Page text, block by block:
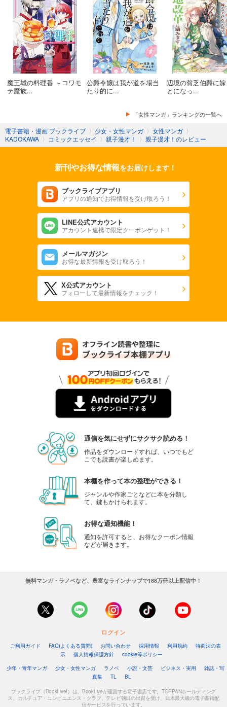
魔王城の料理番 ～コワモ
テ魔族...
公爵令嬢は我が道を場当
たり的に...
辺境の貧乏伯爵に
とになっ...
「女性マンガ」ランキングの一覧へ
電子書籍・漫画 ブックライブ 〉 少女・女性マンガ 〉 女性マンガ 〉
KADOKAWA 〉 コミックエッセイ 〉 親子漫才！ 〉 親子漫才！のレビュー
新刊やお得な情報をお届けします！
ブックライブアプリ
アプリの通知でお得情報を受け取ろう！
LINE公式アカウント
アカウント連携で限定クーポンゲット！
メールマガジン
お得な最新情報を受け取ろう！
X公式アカウント
フォローして最新情報をチェック！
通信を気にせずにサクサク読める！
作品をダウンロードすれば、いつでもど
こでも読書が楽しめます。
本棚を作って本の整理ができる！
ジャンルや作家ごとなどに本を分類し
て、鍵もかけられます。
お得な通知機能！
通知を許可すると、お得なクーポン情報
などが届きます。
無料マンガ・ラノベなど、豊富なラインナップで188万冊以上配信中！
ログイン
ご利用ガイド FAQ(よくある質問) お問い合わせ 採用情報 利用規約
特商法の表
示
個人情報保護方針
cookie等ポリシー
少年・青年マンガ
少女・女性マンガ ラノベ 小説・文芸 ビジネス・実用
雑誌・写
真集
TL BL
ブックライブ（BookLive!）は、BookLiveが運営する電子書店です。TOPPANホールディング
ス、カルチュア・コンビニエンス・クラブ、テレビ朝日の出資を受け、日本最大級の電子書籍配
信サービスを行っています。